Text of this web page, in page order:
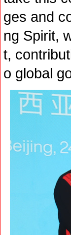
ges and
ng Spirit,
t,
o global